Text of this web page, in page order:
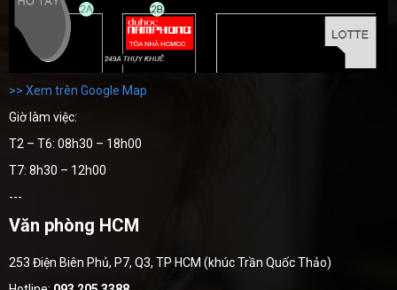
>> Xem trên Google Map
Giờ làm việc:
T2 – T6: 08h30 – 18h00
T7: 8h30 – 12h00
---
Văn phòng HCM
253 Điện Biên Phủ, P7, Q3, TP HCM (khúc Trần Quốc Thảo)